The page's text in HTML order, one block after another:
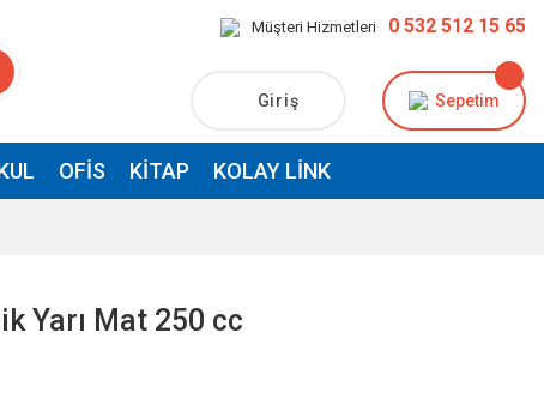
Müşteri Hizmetleri 0 532 512 15 65
Giriş Sepetim
OFIS KITAP KOLAY LINK
Yarı Mat 250 cc